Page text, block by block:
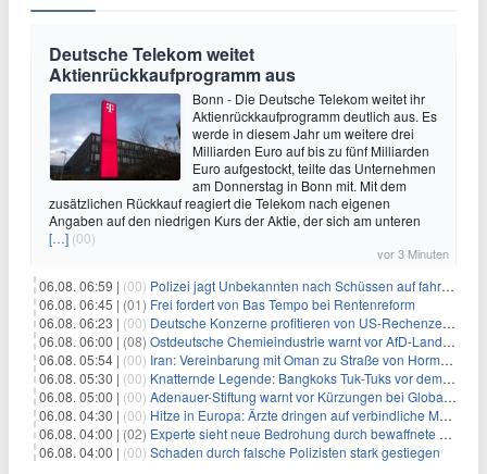
Deutsche Telekom weitet
Aktienrückkaufprogramm aus
Bonn - Die Deutsche Telekom weitet ihr
Aktienrückkaufprogramm deutlich aus. Es
werde in diesem Jahr um weitere drei
Milliarden Euro auf bis zu fünf Milliarden
Euro aufgestockt, teilte das Unternehmen
am Donnerstag in Bonn mit. Mit dem
zusätzlichen Rückkauf reagiert die Telekom nach eigenen
Angaben auf den niedrigen Kurs der Aktie, der sich am unteren
[…] (00)
vor 3 Minuten
06.08. 06:59 | (00) Polizei jagt Unbekannten nach Schüssen auf fahrendes Auto
06.08. 06:45 | (01) Frei fordert von Bas Tempo bei Rentenreform
06.08. 06:23 | (00) Deutsche Konzerne profitieren von US-Rechenzentrums-Boom
06.08. 06:00 | (08) Ostdeutsche Chemieindustrie warnt vor AfD-Landesregierung
06.08. 05:54 | (00) Iran: Vereinbarung mit Oman zu Straße von Hormus fast fertig
06.08. 05:30 | (00) Knatternde Legende: Bangkoks Tuk-Tuks vor dem Aus?
06.08. 05:00 | (00) Adenauer-Stiftung warnt vor Kürzungen bei Globaler Gesundheit
06.08. 04:30 | (00) Hitze in Europa: Ärzte dringen auf verbindliche Maßnahmen
06.08. 04:00 | (02) Experte sieht neue Bedrohung durch bewaffnete Drohnen
06.08. 04:00 | (00) Schaden durch falsche Polizisten stark gestiegen